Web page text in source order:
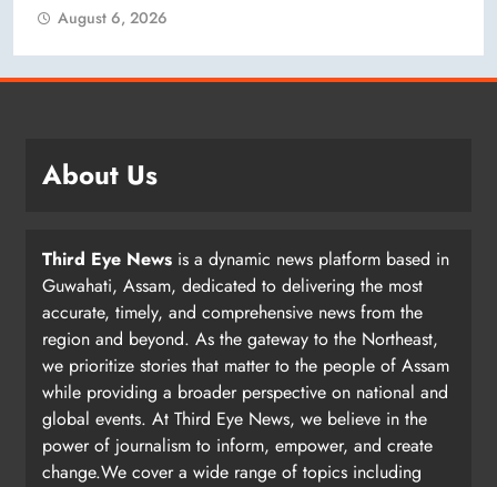
August 6, 2026
About Us
Third Eye News is a dynamic news platform based in
Guwahati, Assam, dedicated to delivering the most
accurate, timely, and comprehensive news from the
region and beyond. As the gateway to the Northeast,
we prioritize stories that matter to the people of Assam
while providing a broader perspective on national and
global events. At Third Eye News, we believe in the
power of journalism to inform, empower, and create
change.We cover a wide range of topics including